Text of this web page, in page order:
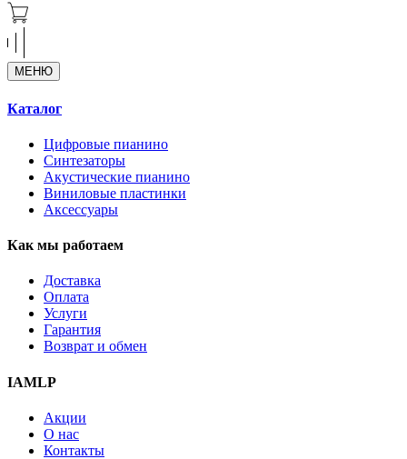
МЕНЮ
Каталог
Цифровые пианино
Синтезаторы
Акустические пианино
Виниловые пластинки
Аксессуары
Как мы работаем
Доставка
Оплата
Услуги
Гарантия
Возврат и обмен
IAMLP
Акции
О нас
Контакты